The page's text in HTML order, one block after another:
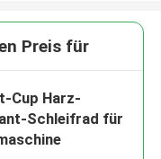
Preis für
Cup Harz-
Schleifrad für